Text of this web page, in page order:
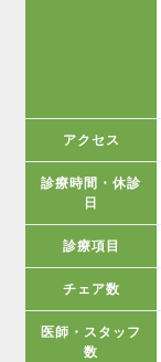
アクセス
診療時間・休診
日
診療項目
チェア数
医師・スタッフ
数